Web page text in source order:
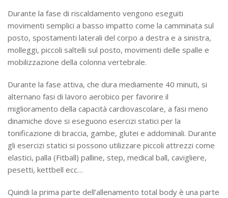
Durante la fase di riscaldamento vengono eseguiti
movimenti semplici a basso impatto come la camminata sul
posto, spostamenti laterali del corpo a destra e a sinistra,
molleggi, piccoli saltelli sul posto, movimenti delle spalle e
mobilizzazione della colonna vertebrale.
Durante la fase attiva, che dura mediamente 40 minuti, si
alternano fasi di lavoro aerobico per favorire il
miglioramento della capacità cardiovascolare, a fasi meno
dinamiche dove si eseguono esercizi statici per la
tonificazione di braccia, gambe, glutei e addominali. Durante
gli esercizi statici si possono utilizzare piccoli attrezzi come
elastici, palla (Fitball) palline, step, medical ball, cavigliere,
pesetti, kettbell ecc…
Quindi la prima parte dell’allenamento total body è una parte